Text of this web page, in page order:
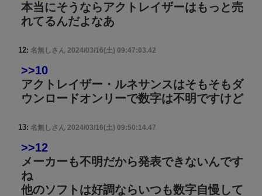
本当にそうならアクトレイザーはもっと売
れてるんだよなあ
12: 名無しさん 2024/03/16(土) 09:47:03.42
>>10
アクトレイザー・ルネサンスはそもそもダ
ウンロードオンリーで数字は不明ですけど
13: 名無しさん 2024/03/16(土) 09:50:14.47
>>12
メーカーも不明だから発表できないんです
ね
他のソフトは好調ならいつも数字自慢して